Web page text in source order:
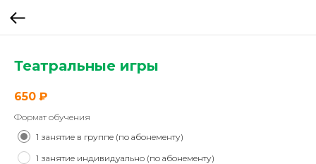
Театральные игры
650 ₽
Формат обучения
1 занятие в группе (по абонементу)
1 занятие индивидуально (по абонементу)